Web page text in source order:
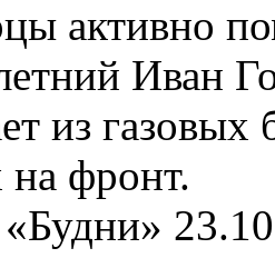
активно
Иван
из
на фронт.